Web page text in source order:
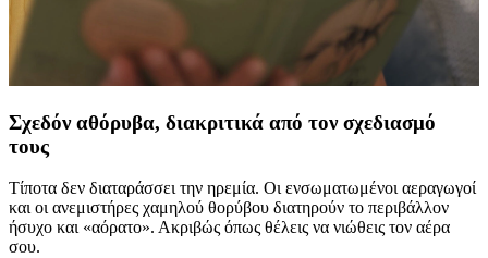
Σχεδόν αθόρυβα, διακριτικά από τον σχεδιασμό
τους
Τίποτα δεν διαταράσσει την ηρεμία. Οι ενσωματωμένοι αεραγωγοί
και οι ανεμιστήρες χαμηλού θορύβου διατηρούν το περιβάλλον
ήσυχο και «αόρατο». Ακριβώς όπως θέλεις να νιώθεις τον αέρα
σου.